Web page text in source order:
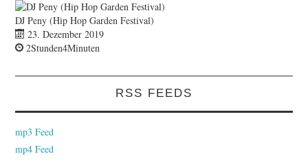
DJ Peny (Hip Hop Garden Festival)
23. Dezember 2019
2Stunden4Minuten
RSS FEEDS
mp3 Feed
mp4 Feed